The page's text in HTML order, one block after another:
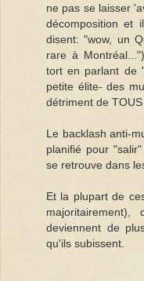
ne pas se laisser
décomposition et
disent: "wow, un
rare à
tort en parlant de
petite élite- des
détriment de
Le backlash anti-
planifié pour
se retrouve dans
Et la plupart de
deviennent de
qu'ils subissent.